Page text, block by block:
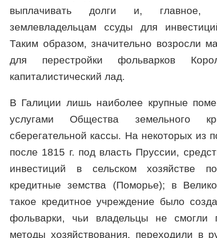
выплачивать долги и, главное,
землевладельцам ссуды для
Таким образом, значительно возросли
для перестройки фольварков
капиталистический лад.
В Галиции лишь наиболее крупные
услугами Общества земельного
сберегательной кассы. На некоторых из
после 1815 г. под власть Пруссии,
инвестиций в сельском хозяйстве
кредитные земства (Поморье); в
такое кредитное учреждение было
фольварки, чьи владельцы не смогли
методы хозяйствования, переходили в